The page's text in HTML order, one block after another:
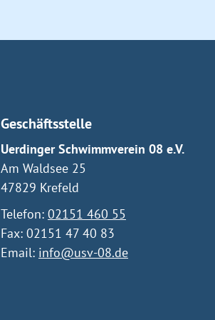
Geschäftsstelle
Uerdinger Schwimmverein 08 e.V.
Am Waldsee 25
47829 Krefeld
Telefon: 02151 460 55
Fax: 02151 47 40 83
Email: info@usv-08.de